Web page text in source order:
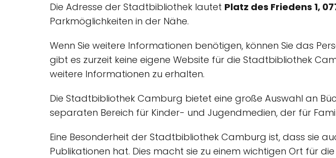
Die Adresse der Stadtbibliothek lautet Platz des Friedens 1,
Parkmöglichkeiten in der Nähe.
Wenn Sie weitere Informationen benötigen, können Sie das
gibt es zurzeit keine eigene Website für die Stadtbibliothek
weitere Informationen zu erhalten.
Die Stadtbibliothek Camburg bietet eine große Auswahl an
separaten Bereich für Kinder- und Jugendmedien, der für
Eine Besonderheit der Stadtbibliothek Camburg ist, dass sie
Publikationen hat. Dies macht sie zu einem wichtigen Ort für